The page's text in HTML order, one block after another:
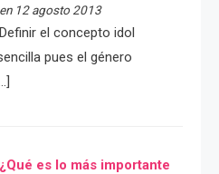
en 12 agosto 2013
Definir el concepto idol
pues el género
¿Qué es lo más importante